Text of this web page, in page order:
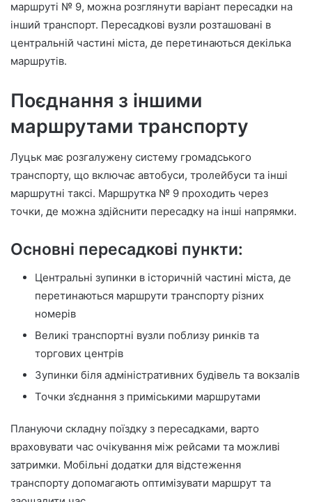
маршруті № 9, можна розглянути варіант пересадки на
інший транспорт. Пересадкові вузли розташовані в
центральній частині міста, де перетинаються декілька
маршрутів.
Поєднання з іншими
маршрутами транспорту
Луцьк має розгалужену систему громадського
транспорту, що включає автобуси, тролейбуси та інші
маршрутні таксі. Маршрутка № 9 проходить через
точки, де можна здійснити пересадку на інші напрямки.
Основні пересадкові пункти:
Центральні зупинки в історичній частині міста, де
перетинаються маршрути транспорту різних
номерів
Великі транспортні вузли поблизу ринків та
торгових центрів
Зупинки біля адміністративних будівель та вокзалів
Точки з’єднання з приміськими маршрутами
Плануючи складну поїздку з пересадками, варто
враховувати час очікування між рейсами та можливі
затримки. Мобільні додатки для відстеження
транспорту допомагають оптимізувати маршрут та